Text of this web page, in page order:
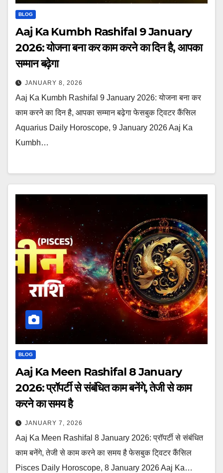
BLOG
Aaj Ka Kumbh Rashifal 9 January
2026: योजना बना कर काम करने का दिन है, आपका
सम्मान बढ़ेगा
JANUARY 8, 2026
Aaj Ka Kumbh Rashifal 9 January 2026: योजना बना कर
काम करने का दिन है, आपका सम्मान बढ़ेगा फेसबुक टि्वटर कैंसिल
Aquarius Daily Horoscope, 9 January 2026 Aaj Ka
Kumbh…
BLOG
Aaj Ka Meen Rashifal 8 January
2026: प्रॉपर्टी से संबंधित काम बनेंगे, तेजी से काम
करने का समय है
JANUARY 7, 2026
Aaj Ka Meen Rashifal 8 January 2026: प्रॉपर्टी से संबंधित
काम बनेंगे, तेजी से काम करने का समय है फेसबुक टि्वटर कैंसिल
Pisces Daily Horoscope, 8 January 2026 Aaj Ka…